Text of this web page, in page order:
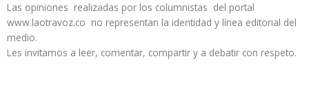
Las opiniones realizadas por los columnistas del portal
www.laotravoz.co no representan la identidad y línea editorial del
medio.
Les invitamos a leer, comentar, compartir y a debatir con respeto.